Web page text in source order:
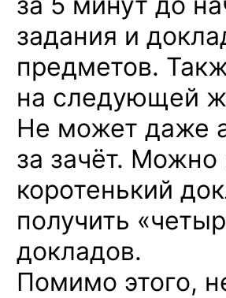
задания и
предметов.
на следующей
Не может даже
за зачёт. Можно
коротенький
получить
докладов.
Помимо этого,